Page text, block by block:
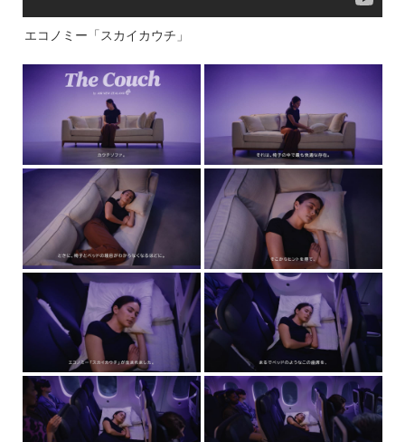
エコノミー「スカイカウチ」